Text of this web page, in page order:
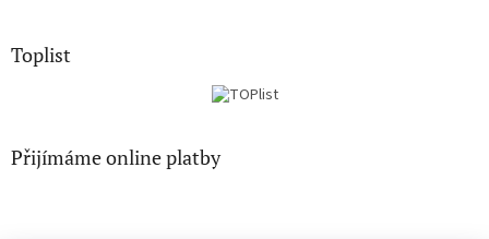
Toplist
Přijímáme online platby